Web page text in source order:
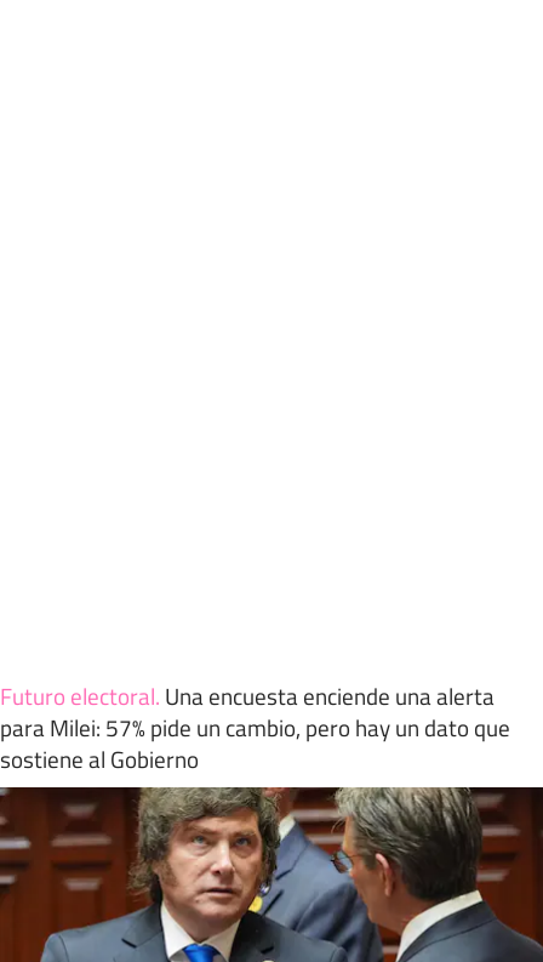
Futuro electoral. Una encuesta enciende una alerta
para Milei: 57% pide un cambio, pero hay un dato que
sostiene al Gobierno